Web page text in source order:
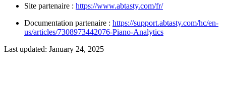
Site partenaire : https://www.abtasty.com/fr/
Documentation partenaire : https://support.abtasty.com/hc/en-
us/articles/7308973442076-Piano-Analytics
Last updated: January 24, 2025